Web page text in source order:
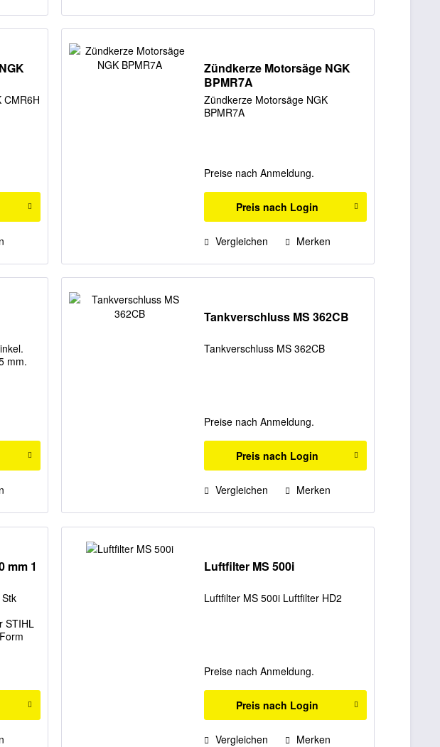
CMR6H
Zündkerze Motorsäge NGK
BPMR7A
Zündkerze Motorsäge NGK
BPMR7A
Preise nach Anmeldung.
Preis nach Login
Vergleichen Merken
mm.
Tankverschluss MS 362CB
Tankverschluss MS 362CB
Preise nach Anmeldung.
Preis nach Login
Vergleichen Merken
mm 1
STIHL
Luftfilter MS 500i
Luftfilter MS 500i Luftfilter HD2
Preise nach Anmeldung.
Preis nach Login
Vergleichen Merken